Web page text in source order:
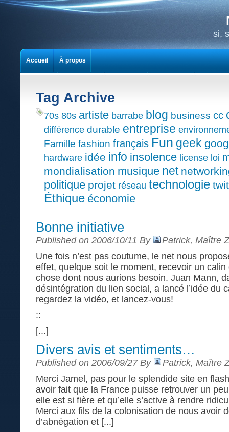
si,
Tag Archive
70s 80s artiste barrabe blog business cc
différence durable entreprise
Famille fashion français Fun geek
hardware idée info insolence license loi
mondialisation musique net
politique projet réseau technologie
Éthique économie
Bonne initiative
Published on 2006/10/11 By
Patrick, Maître
Une fois n’est pas coutume, le net nous
effet, quelque soit le moment, recevoir un
chose dont nous aurions besoin. Juan Mann,
désintégration du lien social, a lancé l’idée du
regardez la vidéo, et lancez-vous!
::
[...]
Divers avis et sentiments…
Published on 2006/09/27 By
Patrick, Maître
Merci Jamel, pas pour le splendide site en
avoir fait que la France puisse retrouver un
elle est si fière et qu’elle s’active à rendre
Merci aux fils de la colonisation de nous avoir
d’abnégation et [...]
Accueil À propos